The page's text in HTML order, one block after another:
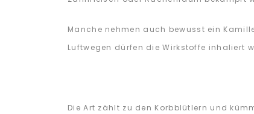
Manche nehmen auch bewusst ein
Luftwegen dürfen die Wirkstoffe inhaliert
Die Art zählt zu den Korbblütlern und